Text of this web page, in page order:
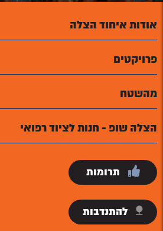
אודות איחוד הצלה
פרויקטים
מהשטח
הצלה שופ - חנות לציוד רפואי
תרומות
להתנדבות